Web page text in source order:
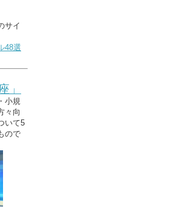
サイ
48選
」
小規
々向
いて5
ので